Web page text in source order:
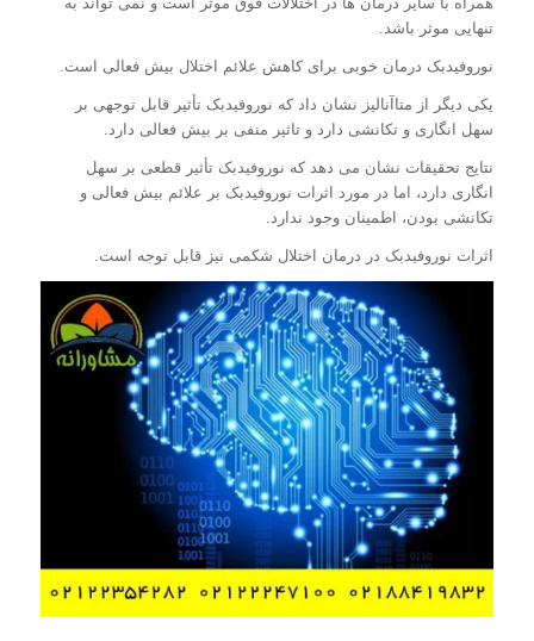
تنهایی موثر باشد.
نوروفیدبک درمان خوبی برای کاهش علائم اختلال بیش فعالی است.
یکی دیگر از متاآنالیز نشان داد که نوروفیدبک تأثیر قابل توجهی بر
سهل انگاری و تکانشی دارد و تاثير منفی بر بیش فعالی دارد.
نتایج تحقیقات نشان می دهد که نوروفیدبک تأثیر قطعی بر سهل
انگاری دارد، اما در مورد اثرات نوروفیدبک بر علائم بیش فعالی و
تکانشی بودن، اطمینان وجود ندارد.
اثرات نوروفیدبک در درمان اختلال شکمی نیز قابل توجه است.